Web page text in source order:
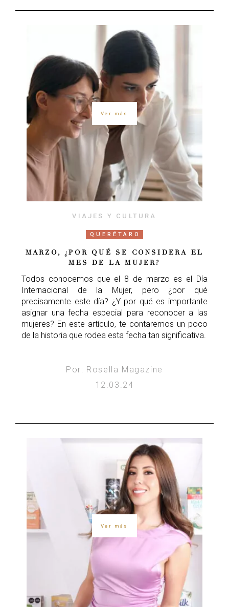
Ver más
VIAJES Y CULTURA
QUERÉTARO
MARZO, ¿POR QUÉ SE CONSIDERA EL
MES DE LA MUJER?
Todos conocemos que el 8 de marzo es el Día
Internacional de la Mujer, pero ¿por qué
precisamente este día? ¿Y por qué es importante
asignar una fecha especial para reconocer a las
mujeres? En este artículo, te contaremos un poco
de la historia que rodea esta fecha tan significativa.
Por: Rosella Magazine
12.03.24
Ver más